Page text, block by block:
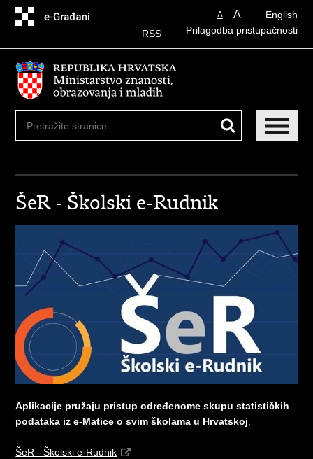
sadržaj
English
A A
Prilagodba pristupačnosti
RSS
ŠeR - Školski e-Rudnik
Aplikacije pružaju pristup određenome skupu statističkih
podataka iz e-Matice o svim školama u Hrvatskoj.
ŠeR - Školski e-Rudnik